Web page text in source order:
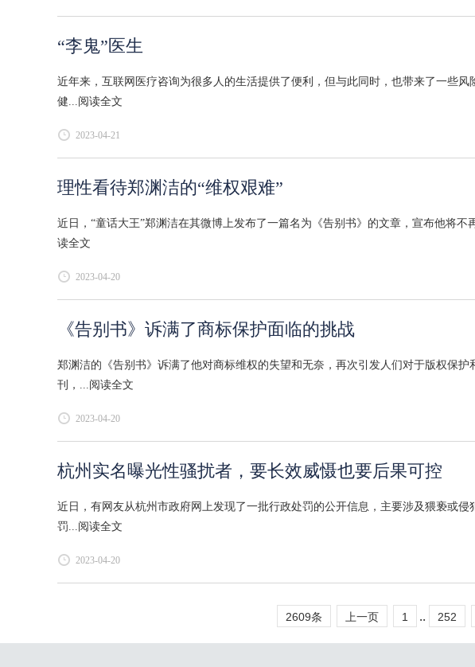
“李鬼”医生
近年来，互联网医疗咨询为很多人的生活提供了便利，但与此同时，也带来了一些
健... 阅读全文
2023-04-21
理性看待郑渊洁的“维权艰难”
近日，“童话大王”郑渊洁在其微博上发布了一篇名为《告别书》的文章，宣布他将
读全文
2023-04-20
《告别书》诉满了商标保护面临的挑战
郑渊洁的《告别书》诉满了他对商标维权的失望和无奈，再次引发人们对于版权保
刊，... 阅读全文
2023-04-20
杭州实名曝光性骚扰者，要长效威慑也要后果可控
近日，有网友从杭州市政府网上发现了一批行政处罚的公开信息，主要涉及猥亵或
罚... 阅读全文
2023-04-20
2609条 上一页 1 .. 252